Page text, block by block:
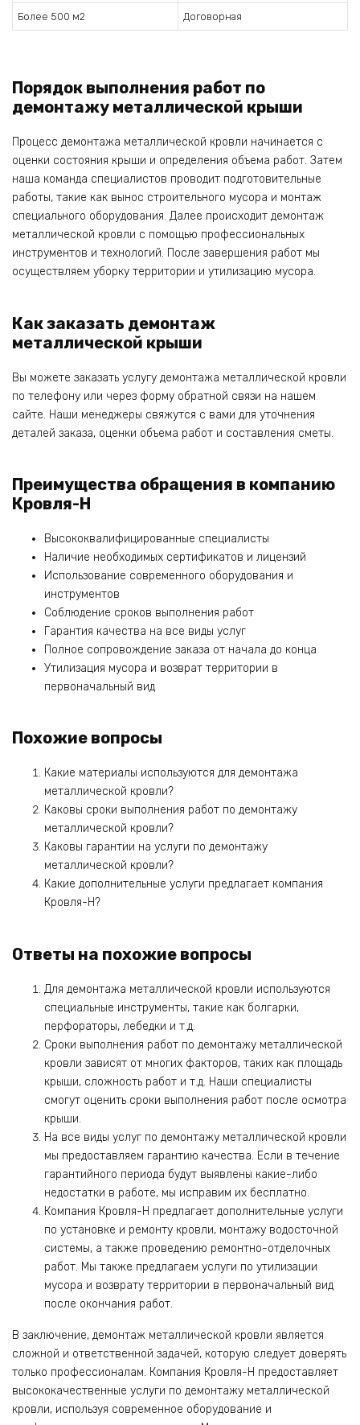
Более 500 м2 Договорная
Порядок выполнения работ по
демонтажу металлической крыши
Процесс демонтажа металлической кровли начинается с
оценки состояния крыши и определения объема работ. Затем
наша команда специалистов проводит подготовительные
работы, такие как вынос строительного мусора и монтаж
специального оборудования. Далее происходит демонтаж
металлической кровли с помощью профессиональных
инструментов и технологий. После завершения работ мы
осуществляем уборку территории и утилизацию мусора.
Как заказать демонтаж
металлической крыши
Вы можете заказать услугу демонтажа металлической кровли
по телефону или через форму обратной связи на нашем
сайте. Наши менеджеры свяжутся с вами для уточнения
деталей заказа, оценки объема работ и составления сметы.
Преимущества обращения в компанию
Кровля-Н
Высококвалифицированные специалисты
Наличие необходимых сертификатов и лицензий
Использование современного оборудования и
инструментов
Соблюдение сроков выполнения работ
Гарантия качества на все виды услуг
Полное сопровождение заказа от начала до конца
Утилизация мусора и возврат территории в
первоначальный вид
Похожие вопросы
Какие материалы используются для демонтажа
металлической кровли?
Каковы сроки выполнения работ по демонтажу
металлической кровли?
Каковы гарантии на услуги по демонтажу
металлической кровли?
Какие дополнительные услуги предлагает компания
Кровля-Н?
Ответы на похожие вопросы
Для демонтажа металлической кровли используются
специальные инструменты, такие как болгарки,
перфораторы, лебедки и т.д.
Сроки выполнения работ по демонтажу металлической
кровли зависят от многих факторов, таких как площадь
крыши, сложность работ и т.д. Наши специалисты
смогут оценить сроки выполнения работ после осмотра
крыши.
На все виды услуг по демонтажу металлической кровли
мы предоставляем гарантию качества. Если в течение
гарантийного периода будут выявлены какие-либо
недостатки в работе, мы исправим их бесплатно.
Компания Кровля-Н предлагает дополнительные услуги
по установке и ремонту кровли, монтажу водосточной
системы, а также проведению ремонтно-отделочных
работ. Мы также предлагаем услуги по утилизации
мусора и возврату территории в первоначальный вид
после окончания работ.
В заключение, демонтаж металлической кровли является
сложной и ответственной задачей, которую следует доверять
только профессионалам. Компания Кровля-Н предоставляет
высококачественные услуги по демонтажу металлической
кровли, используя современное оборудование и